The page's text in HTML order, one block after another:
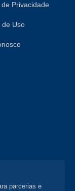
de Privacidade
de Uso
parcerias e